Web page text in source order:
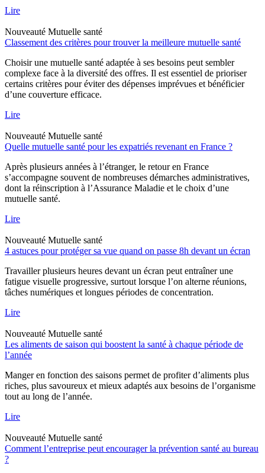
Lire
Nouveauté Mutuelle santé
Classement des critères pour trouver la meilleure mutuelle santé
Choisir une mutuelle santé adaptée à ses besoins peut sembler
complexe face à la diversité des offres. Il est essentiel de prioriser
certains critères pour éviter des dépenses imprévues et bénéficier
d’une couverture efficace.
Lire
Nouveauté Mutuelle santé
Quelle mutuelle santé pour les expatriés revenant en France ?
Après plusieurs années à l’étranger, le retour en France
s’accompagne souvent de nombreuses démarches administratives,
dont la réinscription à l’Assurance Maladie et le choix d’une
mutuelle santé.
Lire
Nouveauté Mutuelle santé
4 astuces pour protéger sa vue quand on passe 8h devant un écran
Travailler plusieurs heures devant un écran peut entraîner une
fatigue visuelle progressive, surtout lorsque l’on alterne réunions,
tâches numériques et longues périodes de concentration.
Lire
Nouveauté Mutuelle santé
Les aliments de saison qui boostent la santé à chaque période de
l’année
Manger en fonction des saisons permet de profiter d’aliments plus
riches, plus savoureux et mieux adaptés aux besoins de l’organisme
tout au long de l’année.
Lire
Nouveauté Mutuelle santé
Comment l’entreprise peut encourager la prévention santé au bureau
?